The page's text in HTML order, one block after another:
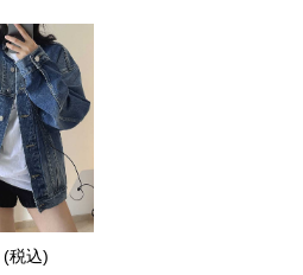
(税込)